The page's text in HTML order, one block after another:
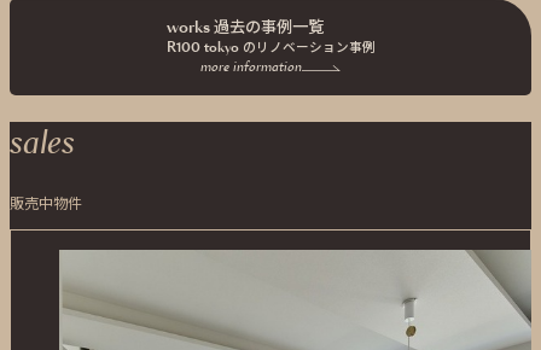
works 過去の事例一覧
R100 tokyo の リノベーション事例
more information
sales
販売中物件